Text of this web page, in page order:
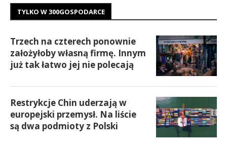
TYLKO W 300GOSPODARCE
Trzech na czterech ponownie
założyłoby własną firmę. Innym
już tak łatwo jej nie polecają
Restrykcje Chin uderzają w
europejski przemysł. Na liście
są dwa podmioty z Polski